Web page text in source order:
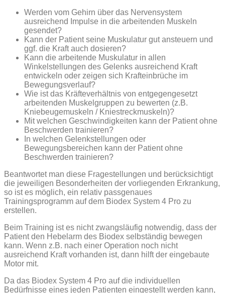
Werden vom Gehirn über das Nervensystem
ausreichend Impulse in die arbeitenden Muskeln
gesendet?
Kann der Patient seine Muskulatur gut ansteuern und
ggf. die Kraft auch dosieren?
Kann die arbeitende Muskulatur in allen
Winkelstellungen des Gelenks ausreichend Kraft
entwickeln oder zeigen sich Krafteinbrüche im
Bewegungsverlauf?
Wie ist das Kräfteverhältnis von entgegengesetzt
arbeitenden Muskelgruppen zu bewerten (z.B.
Kniebeugemuskeln / Kniestreckmuskeln)?
Mit welchen Geschwindigkeiten kann der Patient ohne
Beschwerden trainieren?
In welchen Gelenkstellungen oder
Bewegungsbereichen kann der Patient ohne
Beschwerden trainieren?
Beantwortet man diese Fragestellungen und berücksichtigt
die jeweiligen Besonderheiten der vorliegenden Erkrankung,
so ist es möglich, ein relativ passgenaues
Trainingsprogramm auf dem Biodex System 4 Pro zu
erstellen.
Beim Training ist es nicht zwangsläufig notwendig, dass der
Patient den Hebelarm des Biodex selbständig bewegen
kann. Wenn z.B. nach einer Operation noch nicht
ausreichend Kraft vorhanden ist, dann hilft der eingebaute
Motor mit.
Da das Biodex System 4 Pro auf die individuellen
Bedürfnisse eines jeden Patienten eingestellt werden kann,